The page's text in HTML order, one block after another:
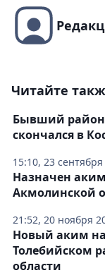
Читайте
15:10, 23
Бывший
скончался в
21:52, 20 ноября
Назначен
Акмолинской
Новый аким
Толебийском
области